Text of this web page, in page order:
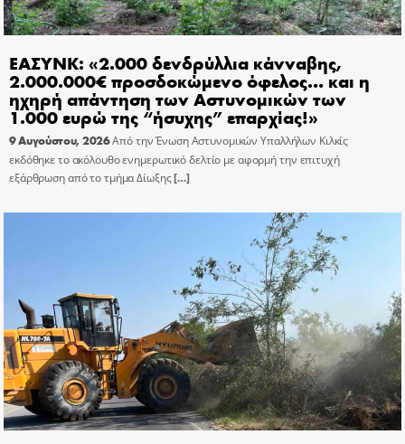
ΕΑΣΥΝΚ: «2.000 δενδρύλλια κάνναβης,
2.000.000€ προσδοκώμενο όφελος… και η
ηχηρή απάντηση των Αστυνομικών των
1.000 ευρώ της “ήσυχης” επαρχίας!»
9 Αυγούστου, 2026Από την Ένωση Αστυνομικών Υπαλλήλων Κιλκίς
εκδόθηκε το ακόλουθο ενημερωτικό δελτίο με αφορμή την επιτυχή
εξάρθρωση από το τμήμα Δίωξης[…]